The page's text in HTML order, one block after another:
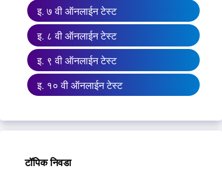
इ. ७ वी ऑनलाईन टेस्ट
इ. ८ वी ऑनलाईन टेस्ट
इ. ९ वी ऑनलाईन टेस्ट
इ. १० वी ऑनलाईन टेस्ट
टॉपिक निवडा